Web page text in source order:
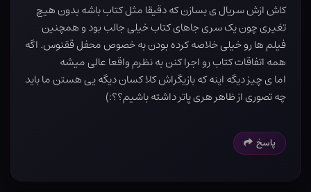
کاش ازش سریال ی بسازن که دقیقا مثل کتاب باشه بدون هیچ
تغیری چون یک سری جاهای کتاب خیلی جالب بود و همچنین
فیلم ها رو خیلی خلاصه کرده بودن به خصوص محفل ققنوس. اگه
همه اتفاقات کتاب رو اجرا کنن به نظرم واقعا عالی میشه
اما ی چیز دیگه اینه که بازیگراش کلا کسان دیگه یی هستن ما باید
چه تصوری از ظاهر هری پاتر داشته باشیم؟؟:)
پاسخ